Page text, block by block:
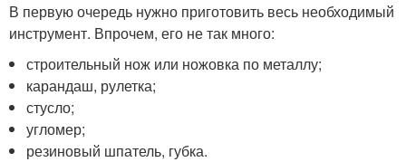
В первую очередь нужно приготовить весь необходимый
инструмент. Впрочем, его не так много:
строительный нож или ножовка по металлу;
карандаш, рулетка;
стусло;
угломер;
резиновый шпатель, губка.